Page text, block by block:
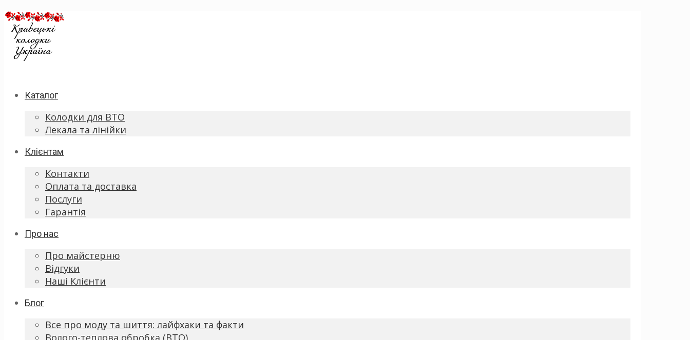
Каталог
Колодки для ВТО
Лекала та лінійки
Клієнтам
Контакти
Оплата та доставка
Послуги
Гарантія
Про нас
Про майстерню
Відгуки
Наші Клієнти
Блог
Все про моду та шиття: лайфхаки та факти
Волого-теплова обробка (ВТО)